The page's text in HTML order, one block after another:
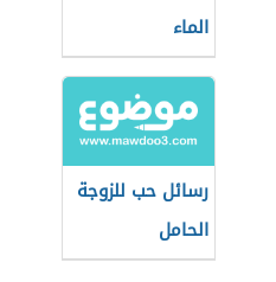
الماء
رسائل حب للزوجة
الحامل